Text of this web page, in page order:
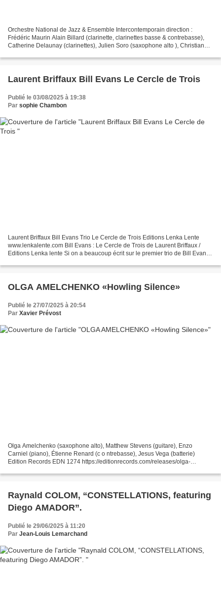
Orchestre National de Jazz & Ensemble Intercontemporain direction :
Frédéric Maurin Alain Billard (clarinette, clarinettes basse & contrebasse),
Catherine Delaunay (clarinettes), Julien Soro (saxophone alto ), Christiane
Laurent Briffaux Bill Evans Le Cercle de Trois
Publié le 03/08/2025 à 19:38
Par sophie Chambon
Laurent Briffaux Bill Evans Trio Le Cercle de Trois Editions Lenka Lente
www.lenkalente.com Bill Evans : Le Cercle de Trois de Laurent Briffaux /
Editions Lenka lente Si on a beaucoup écrit sur le premier trio de Bill Evans
OLGA AMELCHENKO «Howling Silence»
Publié le 27/07/2025 à 20:54
Par Xavier Prévost
Olga Amelchenko (saxophone alto), Matthew Stevens (guitare), Enzo
Carniel (piano), Étienne Renard (c o ntrebasse), Jesus Vega (batterie)
Edition Records EDN 1274 https://editionrecords.com/releases/olga-
Raynald COLOM, “CONSTELLATIONS, featuring
Diego AMADOR”.
Publié le 29/06/2025 à 11:20
Par Jean-Louis Lemarchand